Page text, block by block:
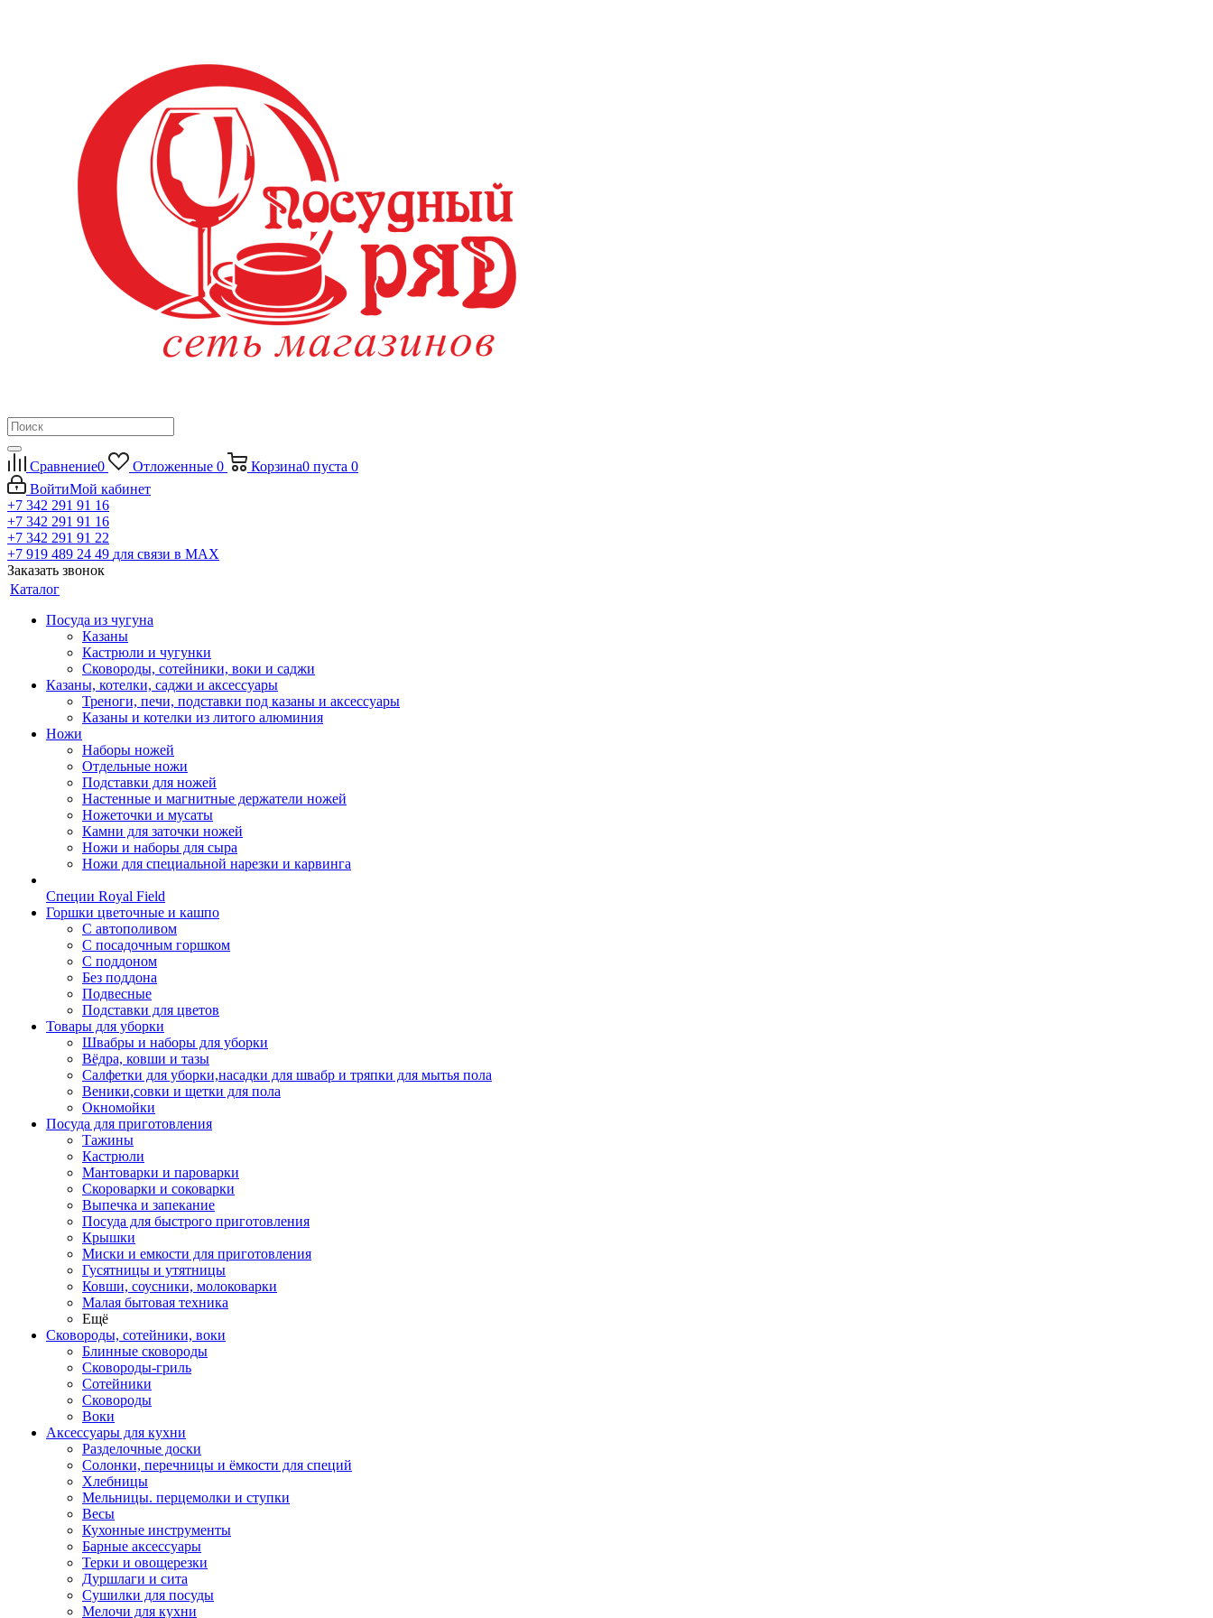
Сравнение0 Отложенные 0 Корзина0 пуста 0
ВойтиМой кабинет
+7 342 291 91 16
+7 342 291 91 16
+7 342 291 91 22
+7 919 489 24 49 для связи в МАХ
Заказать звонок
Каталог
Посуда из чугуна
Казаны
Кастрюли и чугунки
Сковороды, сотейники, воки и саджи
Казаны, котелки, саджи и аксессуары
Треноги, печи, подставки под казаны и аксессуары
Казаны и котелки из литого алюминия
Ножи
Наборы ножей
Отдельные ножи
Подставки для ножей
Настенные и магнитные держатели ножей
Ножеточки и мусаты
Камни для заточки ножей
Ножи и наборы для сыра
Ножи для специальной нарезки и карвинга
Специи Royal Field
Горшки цветочные и кашпо
С автополивом
С посадочным горшком
С поддоном
Без поддона
Подвесные
Подставки для цветов
Товары для уборки
Швабры и наборы для уборки
Вёдра, ковши и тазы
Салфетки для уборки,насадки для швабр и тряпки для мытья пола
Веники,совки и щетки для пола
Окномойки
Посуда для приготовления
Тажины
Кастрюли
Мантоварки и пароварки
Скороварки и соковарки
Выпечка и запекание
Посуда для быстрого приготовления
Крышки
Миски и емкости для приготовления
Гусятницы и утятницы
Ковши, соусники, молоковарки
Малая бытовая техника
Ещё
Сковороды, сотейники, воки
Блинные сковороды
Сковороды-гриль
Сотейники
Сковороды
Воки
Аксессуары для кухни
Разделочные доски
Солонки, перечницы и ёмкости для специй
Хлебницы
Мельницы. перцемолки и ступки
Весы
Кухонные инструменты
Барные аксессуары
Терки и овощерезки
Дуршлаги и сита
Сушилки для посуды
Мелочи для кухни